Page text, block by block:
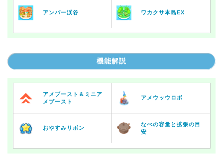
アンバー渓谷 ワカクサ本島EX
機能解説
アメブースト＆ミニア
メブースト
アメウッウロボ
おやすみリボン
なべの容量と拡張の目
安